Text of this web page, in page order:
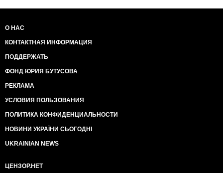
О НАС
КОНТАКТНАЯ ИНФОРМАЦИЯ
ПОДДЕРЖАТЬ
ФОНД ЮРИЯ БУТУСОВА
РЕКЛАМА
УСЛОВИЯ ПОЛЬЗОВАНИЯ
ПОЛИТИКА КОНФИДЕНЦИАЛЬНОСТИ
НОВИНИ УКРАЇНИ СЬОГОДНІ
UKRAINIAN NEWS
ЦЕНЗОР.НЕТ